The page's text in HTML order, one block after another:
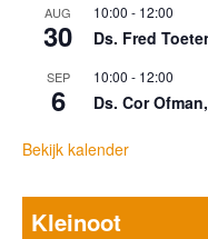
AUG
30
10:00 - 12:00
Ds. Fred
SEP
6
10:00 - 12:00
Ds. Cor
Bekijk kalender
Kleinoot